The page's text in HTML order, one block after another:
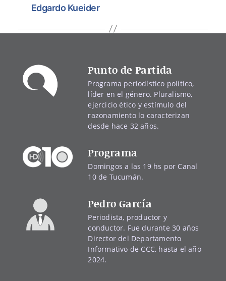
Edgardo Kueider
Punto de Partida
Programa periodístico político,
líder en el género. Pluralismo,
ejercicio ético y estímulo del
razonamiento lo caracterizan
desde hace 32 años.
Programa
Domingos a las 19 hs por Canal
10 de Tucumán.
Pedro García
Periodista, productor y
conductor. Fue durante 30 años
Director del Departamento
Informativo de CCC, hasta el año
2024.